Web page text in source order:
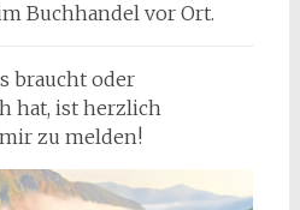
Buchhandel vor Ort.
braucht oder
hat, ist herzlich
zu melden!